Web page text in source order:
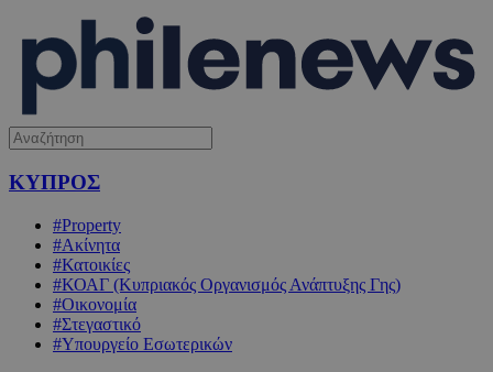
ΚΥΠΡΟΣ
#Property
#Ακίνητα
#Κατοικίες
#ΚΟΑΓ (Κυπριακός Οργανισμός Ανάπτυξης Γης)
#Οικονομία
#Στεγαστικό
#Υπουργείο Εσωτερικών